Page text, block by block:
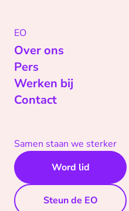
EO
Over ons
Pers
Werken bij
Contact
Samen staan we sterker
Word lid
Steun de EO